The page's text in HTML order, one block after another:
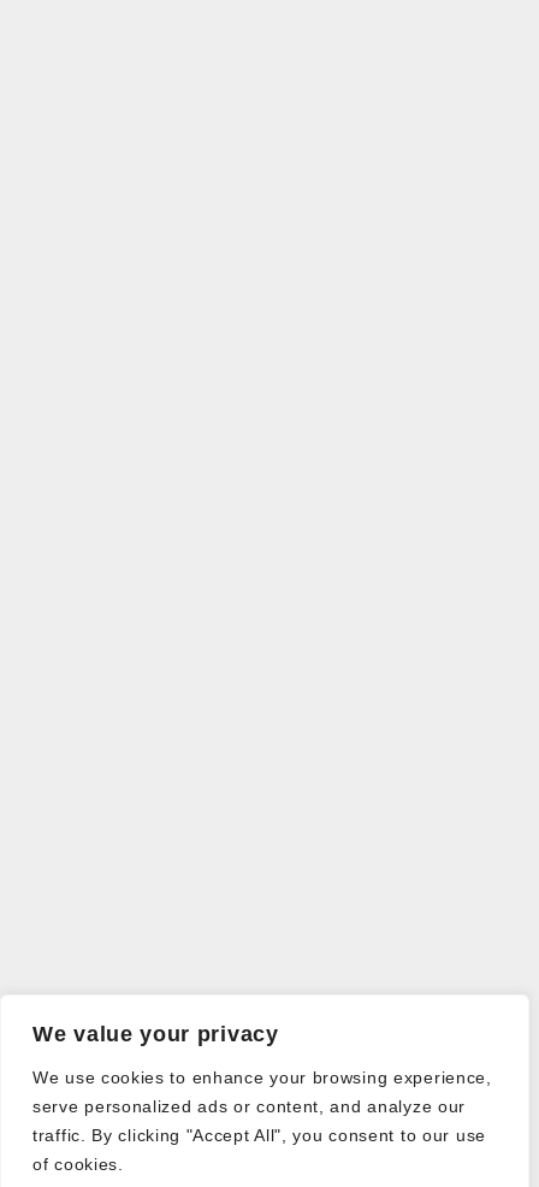
We value your privacy
We use cookies to enhance your browsing experience,
serve personalized ads or content, and analyze our
traffic. By clicking "Accept All", you consent to our use
of cookies.